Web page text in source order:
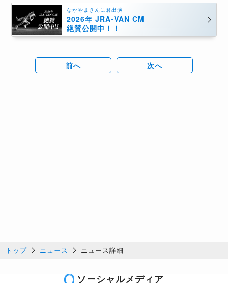
なかやまきんに君出演
2026年 JRA-VAN CM
絶賛公開中！！
前へ 次へ
トップ ニュース ニュース詳細
ソーシャルメディア